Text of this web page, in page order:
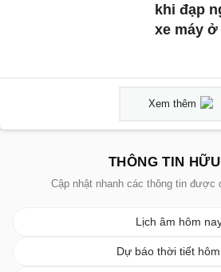
khi đạp
xe máy
Xem thêm
THÔNG TIN
Cập nhật nhanh các thông tin được
Lịch âm hôm
Dự báo thời tiết